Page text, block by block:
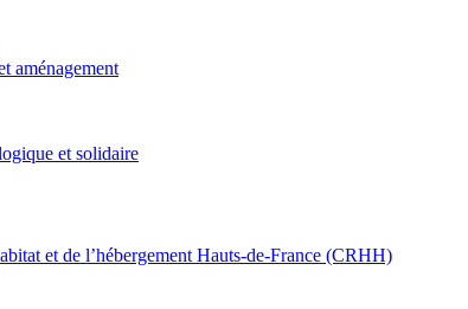
aménagement
et solidaire
et de l’hébergement Hauts-de-France (CRHH)